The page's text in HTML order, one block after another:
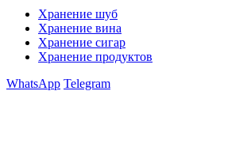
Хранение шуб
Хранение вина
Хранение сигар
Хранение продуктов
WhatsApp Telegram